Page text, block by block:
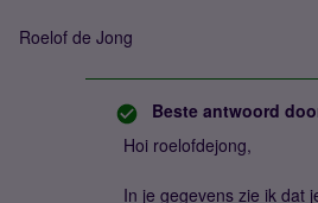
Roelof de Jong
Beste antwoord
Hoi roelofdejong,
In je gegevens zie ik dat